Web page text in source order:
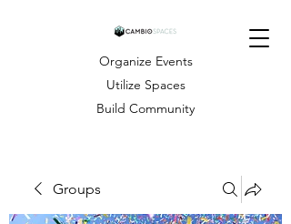
Organize Events
Utilize Spaces
Build Community
Groups